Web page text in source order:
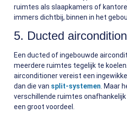
ruimtes als slaapkamers of
immers dichtbij, binnen in het
5. Ducted
Een ducted of ingebouwde
meerdere ruimtes tegelijk te
airconditioner vereist een
dan die van split-systemen . Maar
verschillende ruimtes onafhankelijk
een groot voordeel.